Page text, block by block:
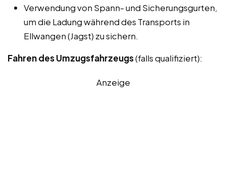
Verwendung von Spann- und Sicherungsgurten,
um die Ladung während des Transports in
Ellwangen (Jagst) zu sichern.
Fahren des Umzugsfahrzeugs(falls qualifiziert):
Anzeige